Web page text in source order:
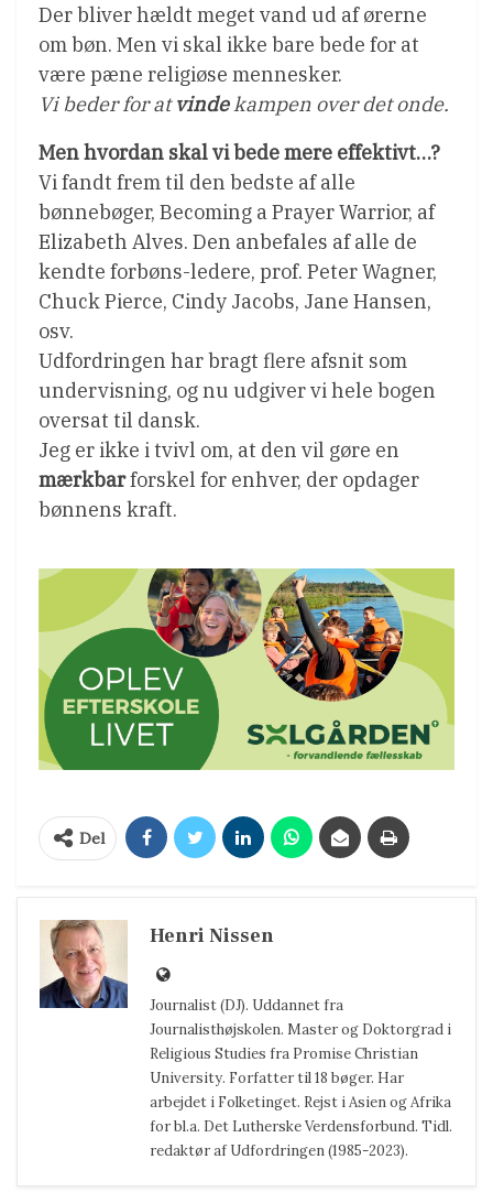
Der bliver hældt meget vand ud af ørerne
om bøn. Men vi skal ikke bare bede for at
være pæne religiøse mennesker.
Vi beder for atvindekampen over det onde.
Men hvordan skal vi bede mere effektivt…?
Vi fandt frem til den bedste af alle
bønnebøger, Becoming a Prayer Warrior, af
Elizabeth Alves. Den anbefales af alle de
kendte forbøns-ledere, prof. Peter Wagner,
Chuck Pierce, Cindy Jacobs, Jane Hansen,
osv.
Udfordringen har bragt flere afsnit som
undervisning, og nu udgiver vi hele bogen
oversat til dansk.
Jeg er ikke i tvivl om, at den vil gøre en
mærkbarforskel for enhver, der opdager
bønnens kraft.
Del
Henri Nissen
Journalist (DJ). Uddannet fra
Journalisthøjskolen. Master og Doktorgrad i
Religious Studies fra Promise Christian
University. Forfatter til 18 bøger. Har
arbejdet i Folketinget. Rejst i Asien og Afrika
for bl.a. Det Lutherske Verdensforbund. Tidl.
redaktør af Udfordringen (1985-2023).